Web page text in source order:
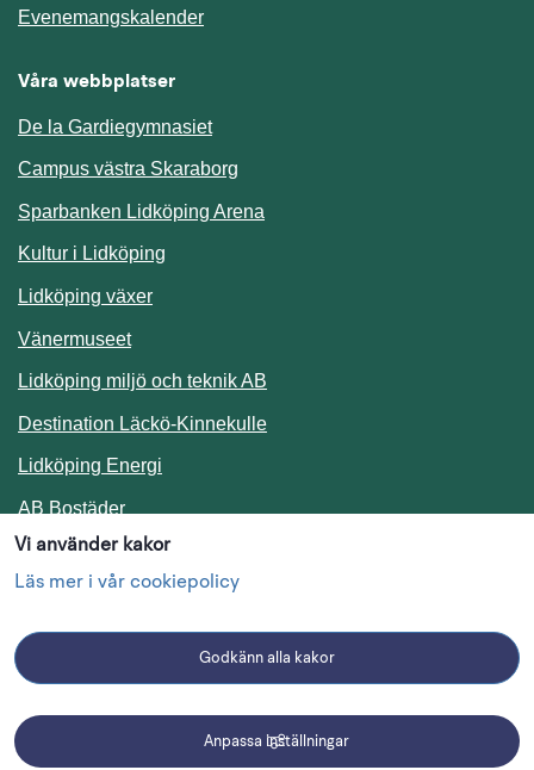
Vi använder kakor
Läs mer i vår cookiepolicy
Godkänn alla kakor
Anpassa inställningar
EvenemangskalenderLänk till annan webbplats.
Våra webbplatser
De la Gardiegymnasiet
Campus västra Skaraborg
Sparbanken Lidköping Arena
Kultur i Lidköping
Lidköping växer
Vänermuseet
Lidköping miljö och teknik AB
Destination Läckö-KinnekulleLänk till annan webbplats.
Lidköping Energi
AB BostäderLänk till annan webbplats.
Följ oss i sociala medier
Linkedin